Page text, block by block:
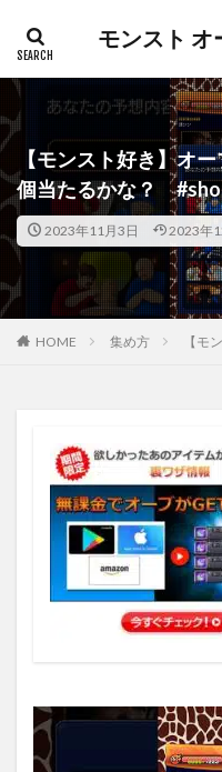
モンスト オ
【モンスト好き】オ
個当たるかな？
2023年11月3日 2023年
HOME 集め方 【モ